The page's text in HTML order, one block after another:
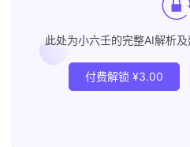
此处为小六壬的完整AI解析及
付费解锁 ¥3.00